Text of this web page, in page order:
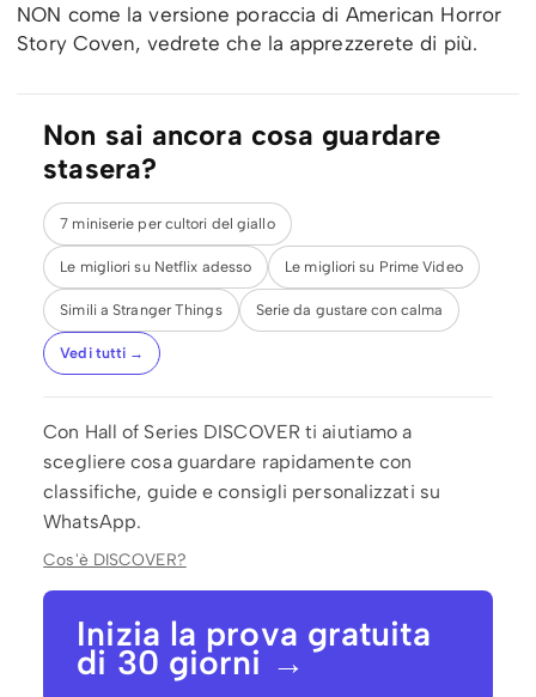
NON come la versione poraccia di American Horror
Story Coven, vedrete che la apprezzerete di più.
Non sai ancora cosa guardare
stasera?
7 miniserie per cultori del giallo
Le migliori su Netflix adesso Le migliori su Prime Video
Simili a Stranger Things Serie da gustare con calma
Vedi tutti →
Con Hall of Series DISCOVER ti aiutiamo a
scegliere cosa guardare rapidamente con
classifiche, guide e consigli personalizzati su
WhatsApp.
Cos'è DISCOVER?
Inizia la prova gratuita
di 30 giorni →